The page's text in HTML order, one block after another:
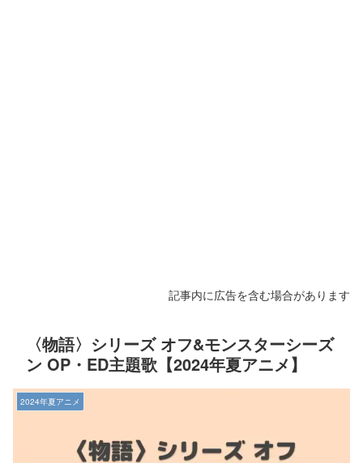
記事内に広告を含む場合があります
〈物語〉シリーズ オフ&モンスターシーズ
ン OP・ED主題歌【2024年夏アニメ】
2024年夏アニメ